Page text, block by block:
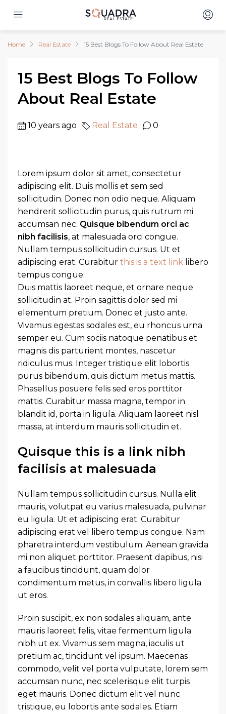
Home Real Estate 15 Best Blogs To Follow About Real Estate
15 Best Blogs To Follow
About Real Estate
10 years ago Real Estate 0
Lorem ipsum dolor sit amet, consectetur
adipiscing elit. Duis mollis et sem sed
sollicitudin. Donec non odio neque. Aliquam
hendrerit sollicitudin purus, quis rutrum mi
accumsan nec. Quisque bibendum orci ac
nibh facilisis, at malesuada orci congue.
Nullam tempus sollicitudin cursus. Ut et
adipiscing erat. Curabitur this is a text link libero
tempus congue.
Duis mattis laoreet neque, et ornare neque
sollicitudin at. Proin sagittis dolor sed mi
elementum pretium. Donec et justo ante.
Vivamus egestas sodales est, eu rhoncus urna
semper eu. Cum sociis natoque penatibus et
magnis dis parturient montes, nascetur
ridiculus mus. Integer tristique elit lobortis
purus bibendum, quis dictum metus mattis.
Phasellus posuere felis sed eros porttitor
mattis. Curabitur massa magna, tempor in
blandit id, porta in ligula. Aliquam laoreet nisl
massa, at interdum mauris sollicitudin et.
Quisque this is a link nibh
facilisis at malesuada
Nullam tempus sollicitudin cursus. Nulla elit
mauris, volutpat eu varius malesuada, pulvinar
eu ligula. Ut et adipiscing erat. Curabitur
adipiscing erat vel libero tempus congue. Nam
pharetra interdum vestibulum. Aenean gravida
mi non aliquet porttitor. Praesent dapibus, nisi
a faucibus tincidunt, quam dolor
condimentum metus, in convallis libero ligula
ut eros.
Proin suscipit, ex non sodales aliquam, ante
mauris laoreet felis, vitae fermentum ligula
nibh ut ex. Vivamus sem magna, iaculis ut
pretium ac, tincidunt vel ipsum. Maecenas
commodo, velit vel porta vulputate, lorem sem
accumsan nunc, nec scelerisque elit turpis
eget mauris. Donec dictum elit vel nunc
tristique, eu lobortis ante sodales. Etiam